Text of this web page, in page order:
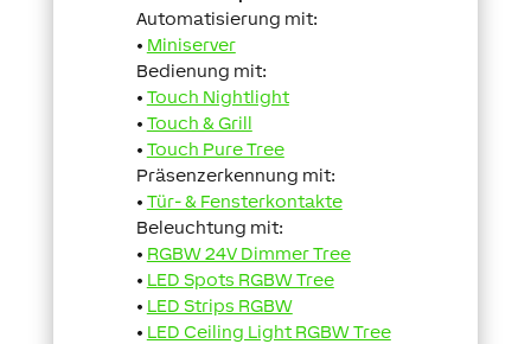
Automatisierung mit:
• Miniserver
Bedienung mit:
• Touch Nightlight
• Touch & Grill
• Touch Pure Tree
Präsenzerkennung mit:
• Tür- & Fensterkontakte
Beleuchtung mit:
• RGBW 24V Dimmer Tree
• LED Spots RGBW Tree
• LED Strips RGBW
• LED Ceiling Light RGBW Tree